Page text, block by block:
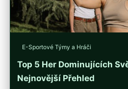
E-Sportové Týmy a Hráči
Top 5 Her Dominujících
Nejnovější Přehled